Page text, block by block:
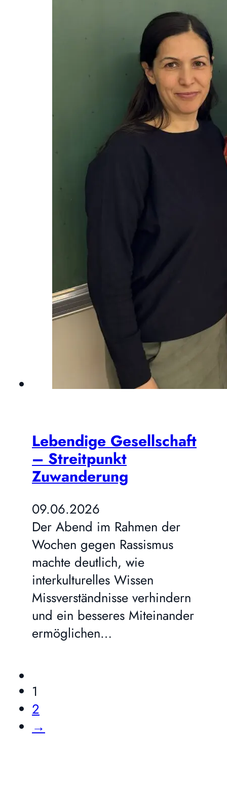
Lebendige Gesellschaft
– Streitpunkt
Zuwanderung
09.06.2026
Der Abend im Rahmen der
Wochen gegen Rassismus
machte deutlich, wie
interkulturelles Wissen
Missverständnisse verhindern
und ein besseres Miteinander
ermöglichen…
1
2
→